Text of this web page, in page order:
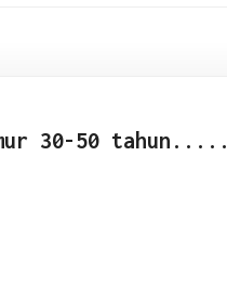
30-50 tahun.....